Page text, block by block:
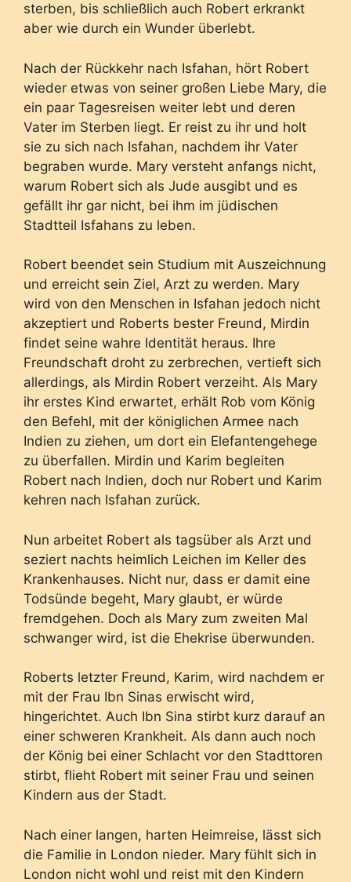
sterben, bis schließlich auch Robert erkrankt
aber wie durch ein Wunder überlebt.
Nach der Rückkehr nach Isfahan, hört Robert
wieder etwas von seiner großen Liebe Mary, die
ein paar Tagesreisen weiter lebt und deren
Vater im Sterben liegt. Er reist zu ihr und holt
sie zu sich nach Isfahan, nachdem ihr Vater
begraben wurde. Mary versteht anfangs nicht,
warum Robert sich als Jude ausgibt und es
gefällt ihr gar nicht, bei ihm im jüdischen
Stadtteil Isfahans zu leben.
Robert beendet sein Studium mit Auszeichnung
und erreicht sein Ziel, Arzt zu werden. Mary
wird von den Menschen in Isfahan jedoch nicht
akzeptiert und Roberts bester Freund, Mirdin
findet seine wahre Identität heraus. Ihre
Freundschaft droht zu zerbrechen, vertieft sich
allerdings, als Mirdin Robert verzeiht. Als Mary
ihr erstes Kind erwartet, erhält Rob vom König
den Befehl, mit der königlichen Armee nach
Indien zu ziehen, um dort ein Elefantengehege
zu überfallen. Mirdin und Karim begleiten
Robert nach Indien, doch nur Robert und Karim
kehren nach Isfahan zurück.
Nun arbeitet Robert als tagsüber als Arzt und
seziert nachts heimlich Leichen im Keller des
Krankenhauses. Nicht nur, dass er damit eine
Todsünde begeht, Mary glaubt, er würde
fremdgehen. Doch als Mary zum zweiten Mal
schwanger wird, ist die Ehekrise überwunden.
Roberts letzter Freund, Karim, wird nachdem er
mit der Frau Ibn Sinas erwischt wird,
hingerichtet. Auch Ibn Sina stirbt kurz darauf an
einer schweren Krankheit. Als dann auch noch
der König bei einer Schlacht vor den Stadttoren
stirbt, flieht Robert mit seiner Frau und seinen
Kindern aus der Stadt.
Nach einer langen, harten Heimreise, lässt sich
die Familie in London nieder. Mary fühlt sich in
London nicht wohl und reist mit den Kindern